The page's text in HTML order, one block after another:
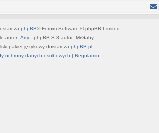
phpBB® Forum Software © phpBB Limited
autor: Arty - phpBB 3.3 autor: MrGaby
pakiet językowy dostarcza phpBB.pl
ochrony danych osobowych
Regulamin